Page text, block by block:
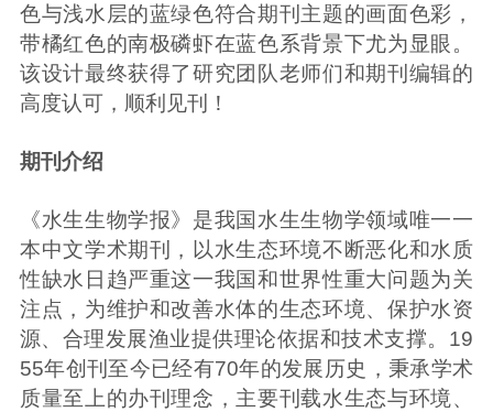
色与浅水层的蓝绿色符合期刊主题的画面色彩，
带橘红色的南极磷虾在蓝色系背景下尤为显眼。
该设计最终获得了研究团队老师们和期刊编辑的
高度认可，顺利见刊！
期刊介绍
《水生生物学报》是我国水生生物学领域唯一一
本中文学术期刊，以水生态环境不断恶化和水质
性缺水日趋严重这一我国和世界性重大问题为关
注点，为维护和改善水体的生态环境、保护水资
源、合理发展渔业提供理论依据和技术支撑。19
55年创刊至今已经有70年的发展历史，秉承学术
质量至上的办刊理念，主要刊载水生态与环境、